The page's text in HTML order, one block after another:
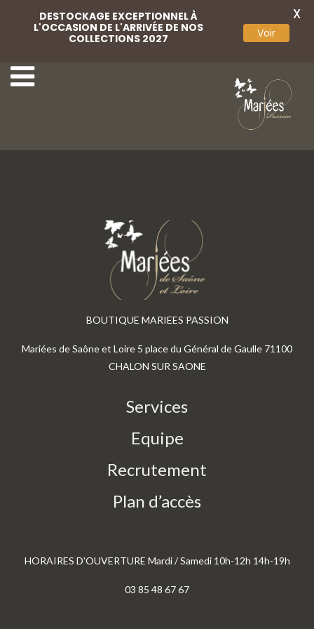
BOUTIQUE MARIEES PASSION
Mariées de Saône et Loire 5 place du Général de Gaulle 71100
CHALON SUR SAONE
Services
Equipe
Recrutement
Plan d’accès
HORAIRES D'OUVERTURE Mardi / Samedi 10h-12h 14h-19h
03 85 48 67 67
DESTOCKAGE EXCEPTIONNEL À
L'OCCASION DE L'ARRIVÉE DE NOS
COLLECTIONS 2027
Voir
X